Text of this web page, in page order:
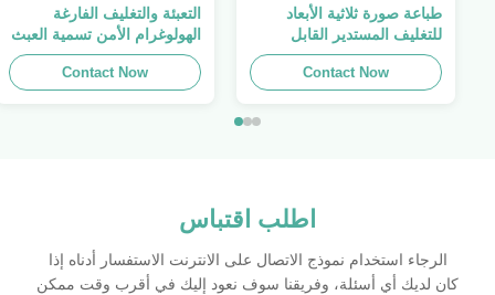
طباعة صورة ثلاثية الأبعاد
للتغليف المستدير القابل
للطباعة ، الملصق الأصلي ،
صفائح لاصقة ذاتية اللصق
Contact Now
التعبئة والتغليف الفارغة
الهولوغرام الأمن تسمية العبث
واضح ملصق الهولوغرام شعار
الليزر
Contact Now
اطلب اقتباس
الرجاء استخدام نموذج الاتصال على الانترنت الاستفسار أدناه إذا
كان لديك أي أسئلة، وفريقنا سوف نعود إليك في أقرب وقت ممكن